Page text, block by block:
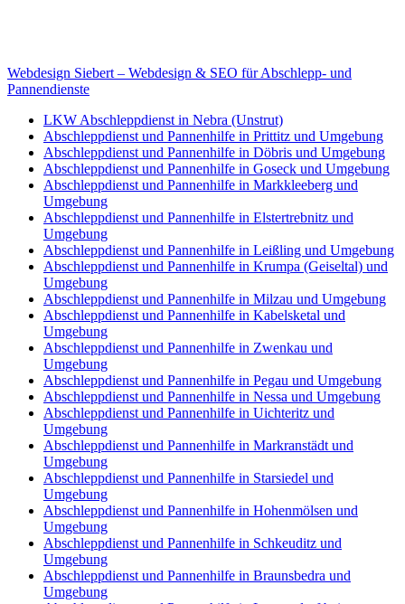
Webdesign Siebert – Webdesign & SEO für Abschlepp- und
Pannendienste
LKW Abschleppdienst in Nebra (Unstrut)
Abschleppdienst und Pannenhilfe in Prittitz und Umgebung
Abschleppdienst und Pannenhilfe in Döbris und Umgebung
Abschleppdienst und Pannenhilfe in Goseck und Umgebung
Abschleppdienst und Pannenhilfe in Markkleeberg und
Umgebung
Abschleppdienst und Pannenhilfe in Elstertrebnitz und
Umgebung
Abschleppdienst und Pannenhilfe in Leißling und Umgebung
Abschleppdienst und Pannenhilfe in Krumpa (Geiseltal) und
Umgebung
Abschleppdienst und Pannenhilfe in Milzau und Umgebung
Abschleppdienst und Pannenhilfe in Kabelsketal und
Umgebung
Abschleppdienst und Pannenhilfe in Zwenkau und
Umgebung
Abschleppdienst und Pannenhilfe in Pegau und Umgebung
Abschleppdienst und Pannenhilfe in Nessa und Umgebung
Abschleppdienst und Pannenhilfe in Uichteritz und
Umgebung
Abschleppdienst und Pannenhilfe in Markranstädt und
Umgebung
Abschleppdienst und Pannenhilfe in Starsiedel und
Umgebung
Abschleppdienst und Pannenhilfe in Hohenmölsen und
Umgebung
Abschleppdienst und Pannenhilfe in Schkeuditz und
Umgebung
Abschleppdienst und Pannenhilfe in Braunsbedra und
Umgebung